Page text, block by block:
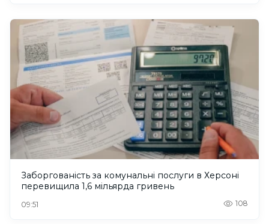
Заборгованість за комунальні послуги в Херсоні
перевищила 1,6 мільярда гривень
09:51 108